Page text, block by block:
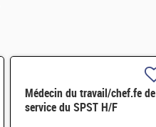
Médecin du travail/chef.fe de
service du SPST H/F